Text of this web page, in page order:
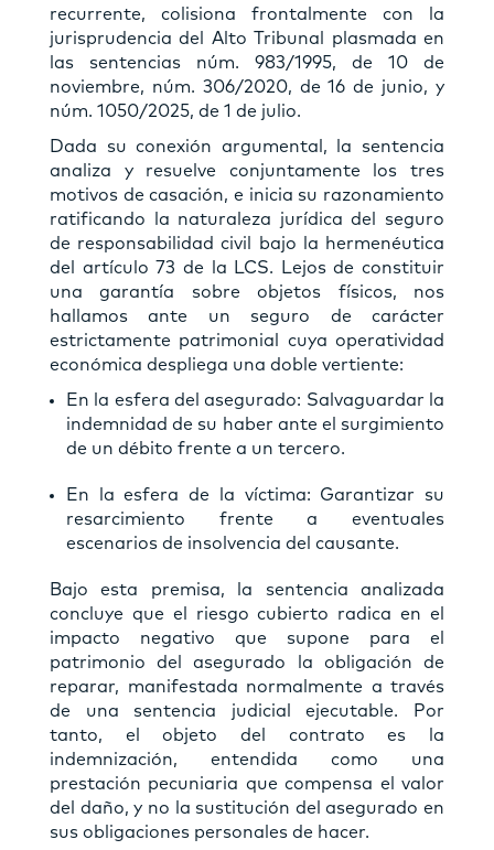
recurrente, colisiona frontalmente con la
jurisprudencia del Alto Tribunal plasmada en
las sentencias núm. 983/1995, de 10 de
noviembre, núm. 306/2020, de 16 de junio, y
núm. 1050/2025, de 1 de julio.
Dada su conexión argumental, la sentencia
analiza y resuelve conjuntamente los tres
motivos de casación, e inicia su razonamiento
ratificando la naturaleza jurídica del seguro
de responsabilidad civil bajo la hermenéutica
del artículo 73 de la LCS. Lejos de constituir
una garantía sobre objetos físicos, nos
hallamos ante un seguro de carácter
estrictamente patrimonial cuya operatividad
económica despliega una doble vertiente:
En la esfera del asegurado: Salvaguardar la
indemnidad de su haber ante el surgimiento
de un débito frente a un tercero.
En la esfera de la víctima: Garantizar su
resarcimiento frente a eventuales
escenarios de insolvencia del causante.
Bajo esta premisa, la sentencia analizada
concluye que el riesgo cubierto radica en el
impacto negativo que supone para el
patrimonio del asegurado la obligación de
reparar, manifestada normalmente a través
de una sentencia judicial ejecutable. Por
tanto, el objeto del contrato es la
indemnización, entendida como una
prestación pecuniaria que compensa el valor
del daño, y no la sustitución del asegurado en
sus obligaciones personales de hacer.